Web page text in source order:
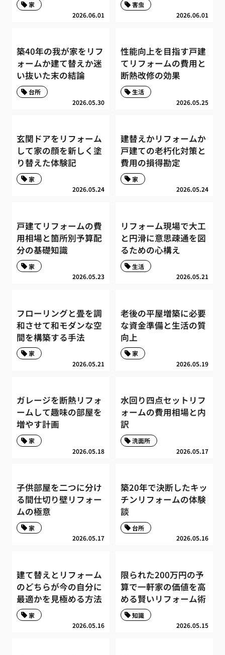
2026.06.01
家
2026.06.01
害虫
築40年の我が家をリフ
ォームか建て替えか迷
い抜いた末の結論
2026.05.30
台所
性能向上を目指す戸建
てリフォームの費用と
断熱改修の効果
2026.05.25
生活
玄関ドアをリフォーム
して家の顔を新しく塗
り替えた体験記
2026.05.24
家
建替えかリフォームか
戸建ての老朽化対策と
費用の損得勘定
2026.05.24
家
戸建てリフォームの費
用相場と箇所別予算配
分の基礎知識
2026.05.23
家
リフォーム現場で大工
と円滑に意思疎通を図
るための心構え
2026.05.21
生活
フローリングと畳を調
和させて和モダンな空
間を構築する手法
2026.05.21
家
老後の平屋増築に必要
な資金準備と生活の質
向上
2026.05.19
家
ガレージを断熱リフォ
ームして趣味の部屋を
増やす計画
2026.05.18
家
水回り四点セットリフ
ォームの費用相場と内
訳
2026.05.17
洗面所
子供部屋を二つに分け
る間仕切り壁リフォー
ムの極意
2026.05.17
家
築20年で決断したキッ
チンリフォームの体験
談
2026.05.16
台所
建て替えとリフォーム
のどちらが今の自分に
最適かを見極める方法
2026.05.16
家
限られた200万円の予
算で一軒家の価値を高
める賢いリフォーム術
2026.05.15
知識